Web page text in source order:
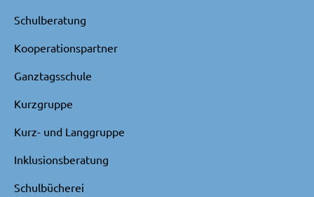
Schulberatung
Kooperationspartner
Ganztagsschule
Kurzgruppe
Kurz- und Langgruppe
Inklusionsberatung
Schulbücherei